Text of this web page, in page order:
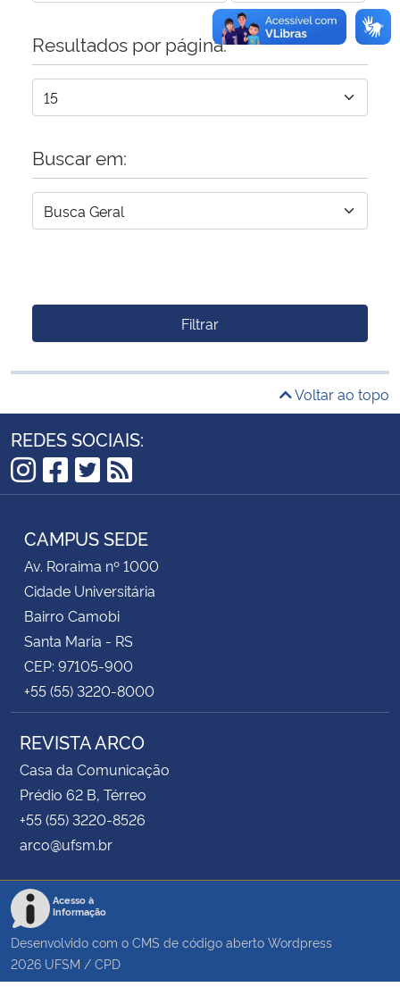
Planalto
Resultados por página:
Buscar em:
Filtrar
Voltar ao topo
REDES SOCIAIS:
Instagram
Facebook
Twitter
RSS
CAMPUS SEDE
Av. Roraima nº 1000
Cidade Universitária
Bairro Camobi
Santa Maria - RS
CEP: 97105-900
+55 (55) 3220-8000
REVISTA ARCO
Casa da Comunicação
Prédio 62 B, Térreo
+55 (55) 3220-8526
arco@ufsm.br
Acesso à
Informação
Desenvolvido com o CMS de código aberto Wordpress
2026 UFSM / CPD